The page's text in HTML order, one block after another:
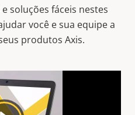
soluções fáceis nestes
você e sua equipe a
produtos Axis.